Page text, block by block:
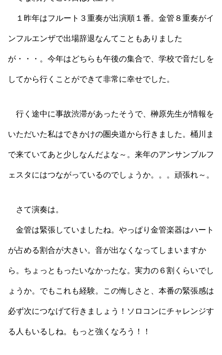
１昨年はフルート３重奏が出演順１番。金管８重奏がイ
ンフルエンザで出場辞退なんてこともありました
が・・・。今年はどちらも午後の集合で、学校で音だしを
してから行くことができて非常に幸せでした。
行く途中に事故渋滞があったそうで、榊原先生が情報を
いただいた私はできかけの圏央道から行きました。桶川ま
で来ていてあと少しなんだよな～。来年のアンサンブルフ
ェスタにはつながっているのでしょうか。。。頑張れ～。
さて演奏は。
金管は緊張していましたね。やっぱり金管楽器はハート
が占める割合が大きい。音が出なくなってしまいますか
ら。ちょっともったいなかったな。実力の６割くらいでし
ょうか。でもこれも経験。この悔しさと、本番の緊張感は
必ず次につなげて行きましょう！ソロコンにチャレンジす
る人もいるしね。もっと強くなろう！！